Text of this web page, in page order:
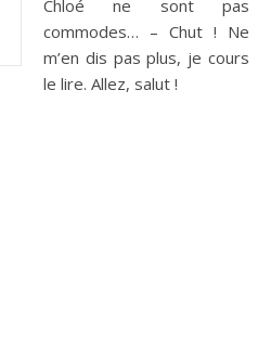
Chloé ne sont pas
commodes… – Chut ! Ne
m’en dis pas plus, je cours
le lire. Allez, salut !